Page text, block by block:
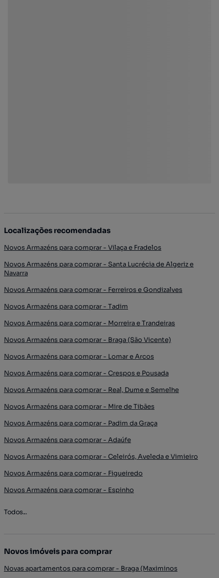
Localizações recomendadas
Novos Armazéns para comprar - Vilaça e Fradelos
Novos Armazéns para comprar - Santa Lucrécia de Algeriz e
Navarra
Novos Armazéns para comprar - Ferreiros e Gondizalves
Novos Armazéns para comprar - Tadim
Novos Armazéns para comprar - Morreira e Trandeiras
Novos Armazéns para comprar - Braga (São Vicente)
Novos Armazéns para comprar - Lomar e Arcos
Novos Armazéns para comprar - Crespos e Pousada
Novos Armazéns para comprar - Real, Dume e Semelhe
Novos Armazéns para comprar - Mire de Tibães
Novos Armazéns para comprar - Padim da Graça
Novos Armazéns para comprar - Adaúfe
Novos Armazéns para comprar - Celeirós, Aveleda e Vimieiro
Novos Armazéns para comprar - Figueiredo
Novos Armazéns para comprar - Espinho
Todos...
Novos imóveis para comprar
Novas apartamentos para comprar - Braga (Maximinos